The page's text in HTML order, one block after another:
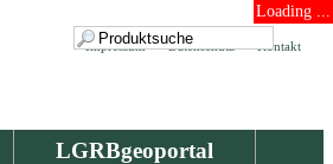
Loading ...
Kontakt
Datenschutz
Impressum
LGRBgeoportal